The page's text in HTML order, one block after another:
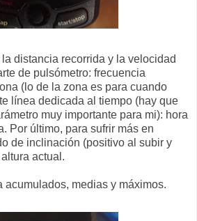
distancia recorrida y la velocidad
de pulsómetro: frecuencia
(lo de la zona es para cuando
línea dedicada al tiempo (hay que
muy importante para mi): hora
Por último, para sufrir más en
de inclinación (positivo al subir y
actual.
acumulados, medias y máximos.